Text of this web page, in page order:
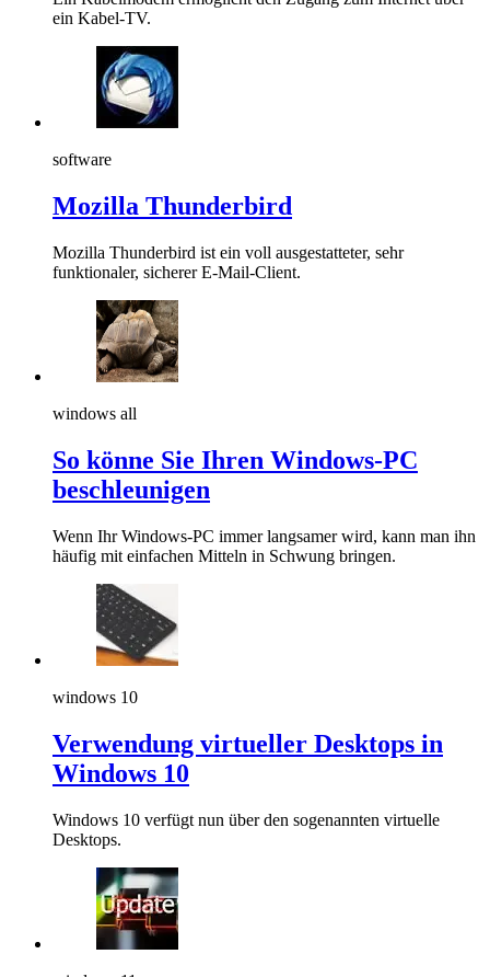
ein Kabel-TV.
software
Mozilla Thunderbird
Mozilla Thunderbird ist ein voll ausgestatteter, sehr
funktionaler, sicherer E-Mail-Client.
windows all
So könne Sie Ihren Windows-PC
beschleunigen
Wenn Ihr Windows-PC immer langsamer wird, kann man ihn
häufig mit einfachen Mitteln in Schwung bringen.
windows 10
Verwendung virtueller Desktops in
Windows 10
Windows 10 verfügt nun über den sogenannten virtuelle
Desktops.